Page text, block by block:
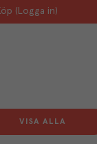
(Logga in)
VISA ALLA